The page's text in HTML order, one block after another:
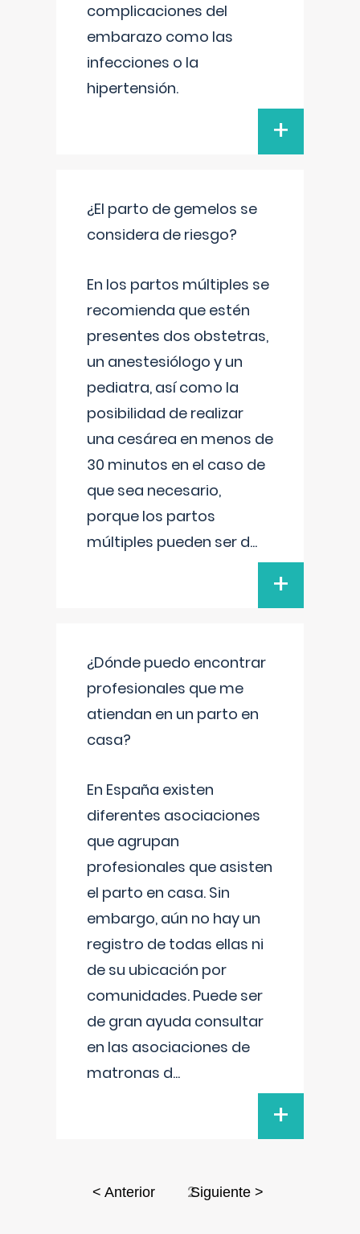
complicaciones del
embarazo como las
infecciones o la
hipertensión.
+
¿El parto de gemelos se
considera de riesgo?
En los partos múltiples se
recomienda que estén
presentes dos obstetras,
un anestesiólogo y un
pediatra, así como la
posibilidad de realizar
una cesárea en menos de
30 minutos en el caso de
que sea necesario,
porque los partos
múltiples pueden ser d...
+
¿Dónde puedo encontrar
profesionales que me
atiendan en un parto en
casa?
En España existen
diferentes asociaciones
que agrupan
profesionales que asisten
el parto en casa. Sin
embargo, aún no hay un
registro de todas ellas ni
de su ubicación por
comunidades. Puede ser
de gran ayuda consultar
en las asociaciones de
matronas d...
+
< Anterior 2Siguiente >